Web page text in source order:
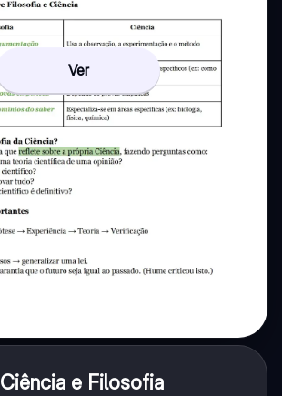
Ver
Ciência e Filosofia